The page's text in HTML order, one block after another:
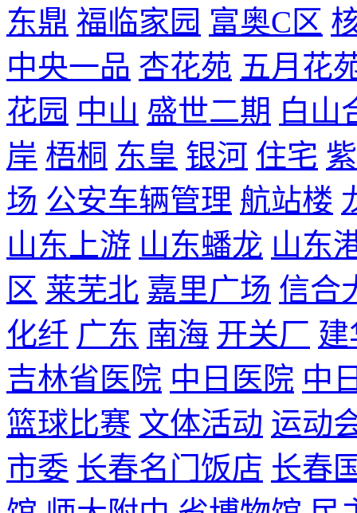
东鼎 福临家园 富奥C区
中央一品 杏花苑 五月花
花园 中山 盛世二期 白山
岸 梧桐 东皇 银河 住宅
场 公安车辆管理 航站楼
山东上游 山东蟠龙 山东
区 莱芜北 嘉里广场 信合
化纤 广东 南海 开关厂 建
吉林省医院 中日医院 中
篮球比赛 文体活动 运动
市委 长春名门饭店 长春